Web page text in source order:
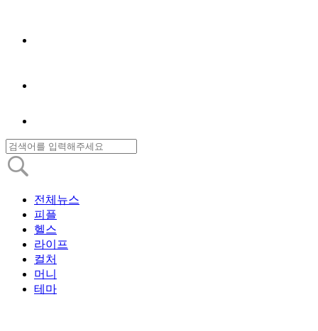
전체뉴스
피플
헬스
라이프
컬처
머니
테마